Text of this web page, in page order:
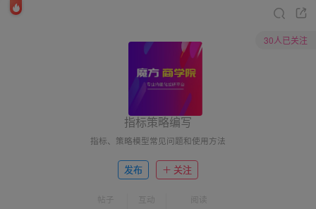
30人已关注
指标策略编写
指标、策略模型常见问题和使用方法
发布 关注
帖子 互动 阅读